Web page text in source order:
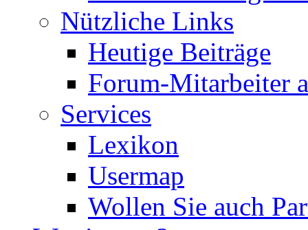
Nützliche Links
Heutige Beiträge
Forum-Mitarbeiter
Services
Lexikon
Usermap
Wollen Sie auch